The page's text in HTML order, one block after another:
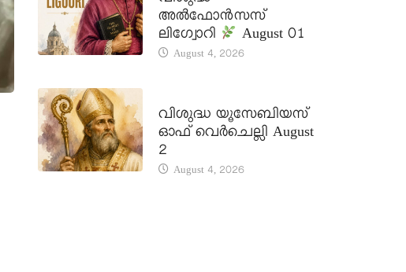
അൽഫോൻസസ്
ലിഗ്വോറി
August 01
August 4, 2026
വിശുദ്ധ യൂസേബിയസ്
ഓഫ് വെർചെല്ലി August
2
August 4, 2026